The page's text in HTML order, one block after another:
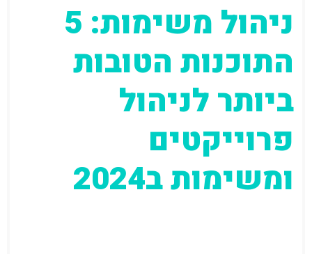
ניהול משימות: 5
התוכנות הטובות
ביותר לניהול
פרוייקטים
ומשימות ב2024